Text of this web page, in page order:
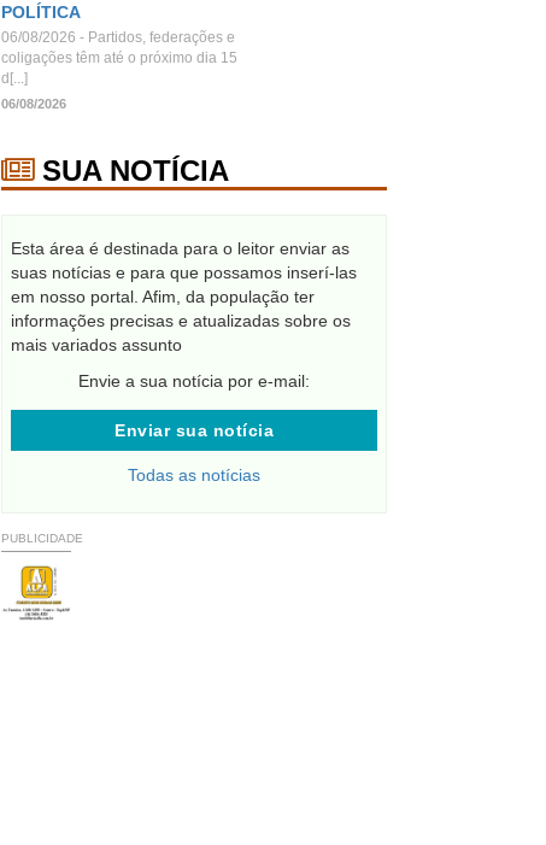
POLÍTICA
06/08/2026 - Partidos, federações e
coligações têm até o próximo dia 15
d[...]
06/08/2026
SUA NOTÍCIA
Esta área é destinada para o leitor enviar as
suas notícias e para que possamos inserí-las
em nosso portal. Afim, da população ter
informações precisas e atualizadas sobre os
mais variados assunto
Envie a sua notícia por e-mail:
Enviar sua notícia
Todas as notícias
PUBLICIDADE